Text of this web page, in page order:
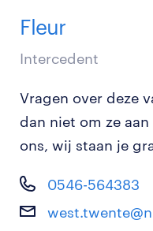
Fleur
Intercedent
Vragen over deze
dan niet om ze
ons, wij staan je
0546-564383